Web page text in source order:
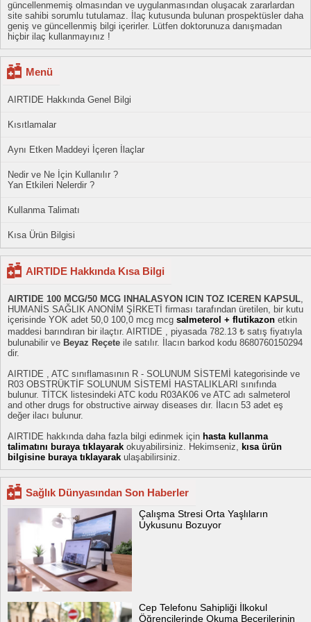
güncellenmemiş olmasından ve uygulanmasından oluşacak zararlardan
site sahibi sorumlu tutulamaz. İlaç kutusunda bulunan prospektüsler daha
geniş ve güncellenmiş bilgi içerirler. Lütfen doktorunuza danışmadan
hiçbir ilaç kullanmayınız !
Menü
AIRTIDE Hakkında Genel Bilgi
Kısıtlamalar
Aynı Etken Maddeyi İçeren İlaçlar
Nedir ve Ne İçin Kullanılır ?
Yan Etkileri Nelerdir ?
Kullanma Talimatı
Kısa Ürün Bilgisi
AIRTIDE Hakkında Kısa Bilgi
AIRTIDE 100 MCG/50 MCG INHALASYON ICIN TOZ ICEREN KAPSUL,
HUMANİS SAĞLIK ANONİM ŞİRKETİ firması tarafından üretilen, bir kutu
içerisinde YOK adet 50,0 100,0 mcg mcg salmeterol + flutikazon etkin
maddesi barındıran bir ilaçtır. AIRTIDE , piyasada 782.13 ₺ satış fiyatıyla
bulunabilir ve Beyaz Reçete ile satılır. İlacın barkod kodu 8680760150294
dir.
AIRTIDE , ATC sınıflamasının R - SOLUNUM SİSTEMİ kategorisinde ve
R03 OBSTRÜKTİF SOLUNUM SİSTEMİ HASTALIKLARI sınıfında
bulunur. TİTCK listesindeki ATC kodu R03AK06 ve ATC adı salmeterol
and other drugs for obstructive airway diseases dır. İlacın 53 adet eş
değer ilacı bulunur.
AIRTIDE hakkında daha fazla bilgi edinmek için hasta kullanma
talimatını buraya tıklayarak okuyabilirsiniz. Hekimseniz, kısa ürün
bilgisine buraya tıklayarak ulaşabilirsiniz.
Sağlık Dünyasından Son Haberler
Çalışma Stresi Orta Yaşlıların
Uykusunu Bozuyor
Cep Telefonu Sahipliği İlkokul
Öğrencilerinde Okuma Becerilerinin